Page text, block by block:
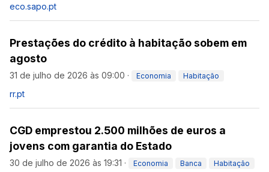
eco.sapo.pt
Prestações do crédito à habitação sobem em
agosto
31 de julho de 2026 às 09:00 · Economia Habitação
rr.pt
CGD emprestou 2.500 milhões de euros a
jovens com garantia do Estado
30 de julho de 2026 às 19:31 · Economia Banca Habitação